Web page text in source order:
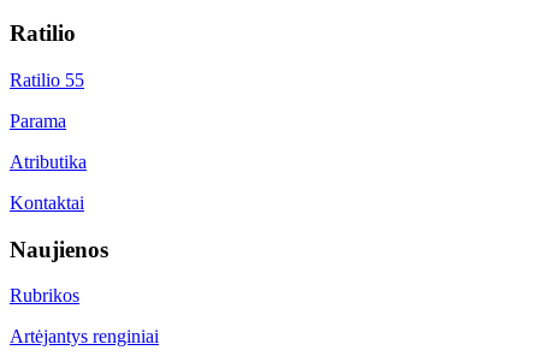
Ratilio
Ratilio 55
Parama
Atributika
Kontaktai
Naujienos
Rubrikos
Artėjantys renginiai